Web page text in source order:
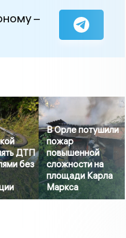
–
ДТП
без
В Орле потушили
пожар
повышенной
сложности на
площади Карла
Маркса